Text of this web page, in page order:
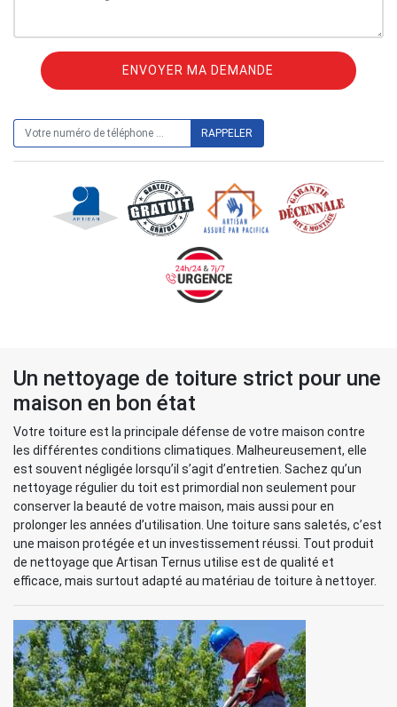
Un nettoyage de toiture strict pour une
maison en bon état
Votre toiture est la principale défense de votre maison contre
les différentes conditions climatiques. Malheureusement, elle
est souvent négligée lorsqu’il s’agit d’entretien. Sachez qu’un
nettoyage régulier du toit est primordial non seulement pour
conserver la beauté de votre maison, mais aussi pour en
prolonger les années d’utilisation. Une toiture sans saletés, c’est
une maison protégée et un investissement réussi. Tout produit
de nettoyage que Artisan Ternus utilise est de qualité et
efficace, mais surtout adapté au matériau de toiture à nettoyer.